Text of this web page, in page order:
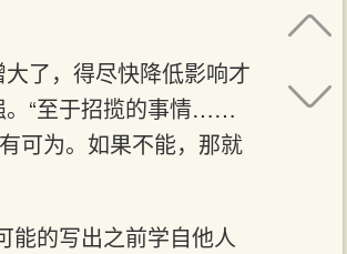
了，得尽快降低影响才
。“至于招揽的事情……
可为。如果不能，那就
的写出之前学自他人